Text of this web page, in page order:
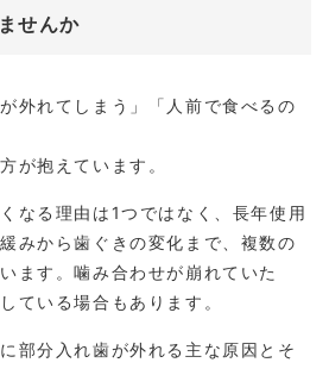
せんか
外れてしまう」「人前で食べるの
が抱えています。
なる理由は1つではなく、長年使用
みから歯ぐきの変化まで、複数の
ます。噛み合わせが崩れていた
ている場合もあります。
部分入れ歯が外れる主な原因とそ